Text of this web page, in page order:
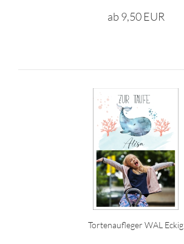
ab 9,50 EUR
Tortenaufleger WAL Eckig